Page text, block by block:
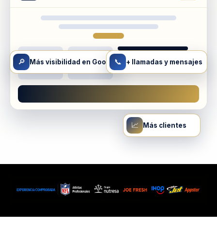
🔎 Más visibilidad en Google📞 + llamadas y mensajes
📈 Más clientes